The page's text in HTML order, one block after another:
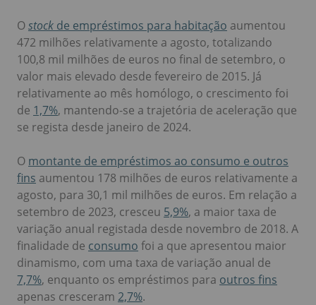
Ostock de empréstimos para habitação aumentou
472 milhões relativamente a agosto, totalizando
100,8 mil milhões de euros no final de setembro, o
valor mais elevado desde fevereiro de 2015. Já
relativamente ao mês homólogo, o crescimento foi
de 1,7%, mantendo-se a trajetória de aceleração que
se regista desde janeiro de 2024.
O montante de empréstimos ao consumo e outros
fins aumentou 178 milhões de euros relativamente a
agosto, para 30,1 mil milhões de euros. Em relação a
setembro de 2023, cresceu 5,9%, a maior taxa de
variação anual registada desde novembro de 2018. A
finalidade de consumo foi a que apresentou maior
dinamismo, com uma taxa de variação anual de
7,7%, enquanto os empréstimos para outros fins
apenas cresceram 2,7%.